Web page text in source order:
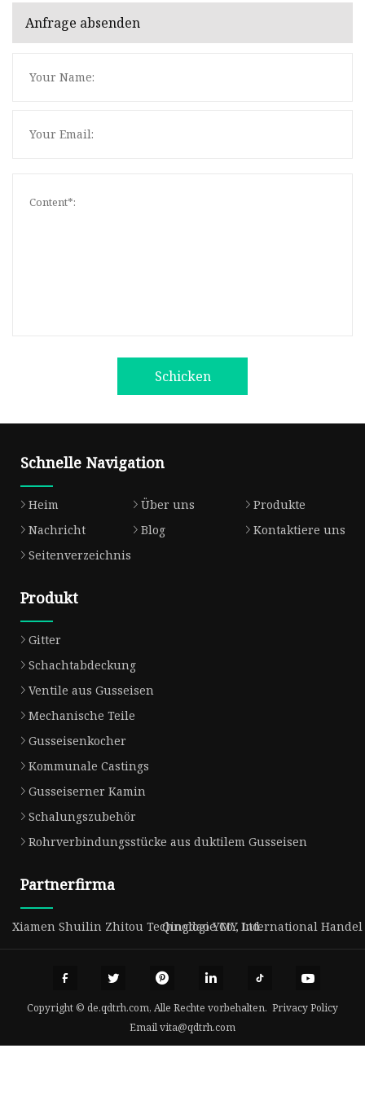
Anfrage absenden
Schicken
Schnelle Navigation
Heim Über uns
Produkte
Nachricht
Blog
Kontaktiere uns
Seitenverzeichnis
Produkt
Gitter
Schachtabdeckung
Ventile aus Gusseisen
Mechanische Teile
Gusseisenkocher
Kommunale Castings
Gusseiserner Kamin
Schalungszubehör
Rohrverbindungsstücke aus duktilem Gusseisen
Partnerfirma
Xiamen Shuilin Zhitou Technologie Co., Ltd.
Qingdao YMY International Handel
Copyright © de.qdtrh.com, Alle Rechte vorbehalten. Privacy Policy
Emailvita@qdtrh.com